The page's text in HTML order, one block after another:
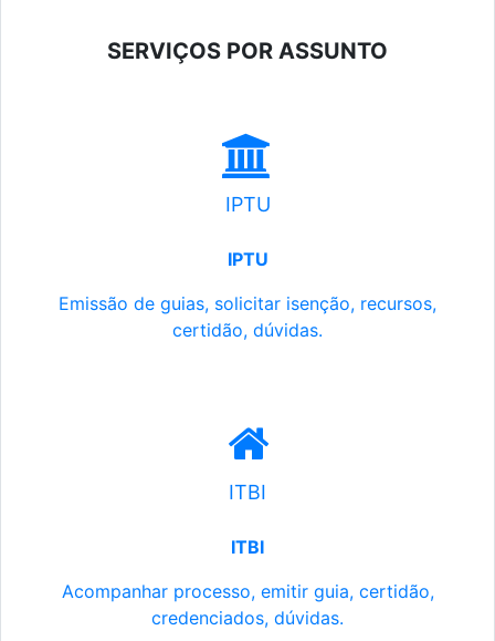
SERVIÇOS POR ASSUNTO
IPTU
IPTU
Emissão de guias, solicitar isenção, recursos,
certidão, dúvidas.
ITBI
ITBI
Acompanhar processo, emitir guia, certidão,
credenciados, dúvidas.